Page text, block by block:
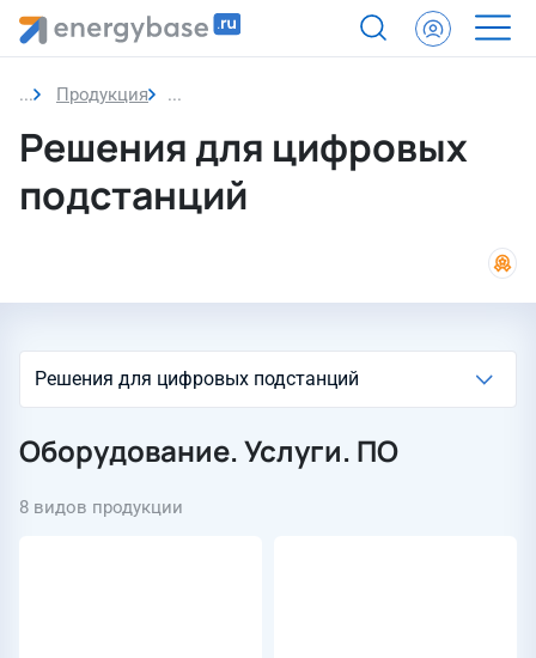
Продукция Решения для цифровых подстанций
Решения для цифровых
подстанций
Оборудование. Услуги. ПО
8 видов продукции